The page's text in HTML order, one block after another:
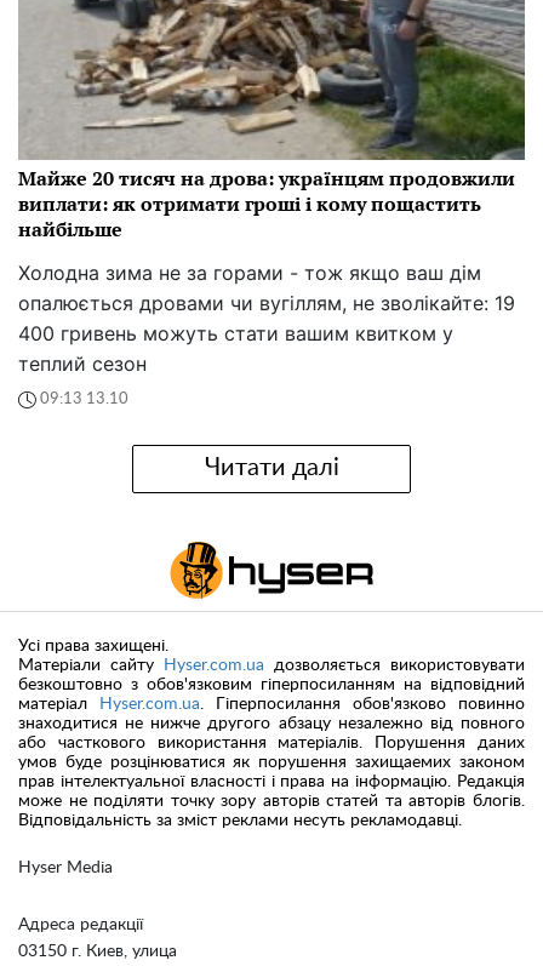
Майже 20 тисяч на дрова: українцям продовжили
виплати: як отримати гроші і кому пощастить
найбільше
Холодна зима не за горами - тож якщо ваш дім
опалюється дровами чи вугіллям, не зволікайте: 19
400 гривень можуть стати вашим квитком у
теплий сезон
09:13 13.10
Читати далі
Hyser Media
Адреса редакції
03150 г. Киев, улица
Усі права захищені.
Матеріали сайту
Hyser.com.ua дозволяється використовувати
безкоштовно з обов'язковим гіперпосиланням на відповідний
матеріал
Hyser.com.ua . Гіперпосилання обов'язково повинно
знаходитися не нижче другого абзацу незалежно від повного
або часткового використання матеріалів. Порушення даних
умов буде розцінюватися як порушення захищаемих законом
прав інтелектуальної власності і права на інформацію. Редакція
може не поділяти точку зору авторів статей та авторів блогів.
Відповідальність за зміст реклами несуть рекламодавці.